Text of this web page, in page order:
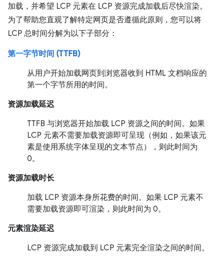
加载，并希望 LCP 元素在 LCP 资源完成加载后尽快渲染。
为了帮助您直观了解特定网页是否遵循此原则，您可以将
LCP 总时间分解为以下子部分：
第一字节时间 (TTFB)
从用户开始加载网页到浏览器收到 HTML 文档响应的
第一个字节所用的时间。
资源加载延迟
TTFB 与浏览器开始加载 LCP 资源之间的时间。如果
LCP 元素不需要加载资源即可呈现（例如，如果该元
素是使用系统字体呈现的文本节点），则此时间为
0。
资源加载时长
加载 LCP 资源本身所花费的时间。如果 LCP 元素不
需要加载资源即可渲染，则此时间为 0。
元素渲染延迟
LCP 资源完成加载到 LCP 元素完全渲染之间的时间。